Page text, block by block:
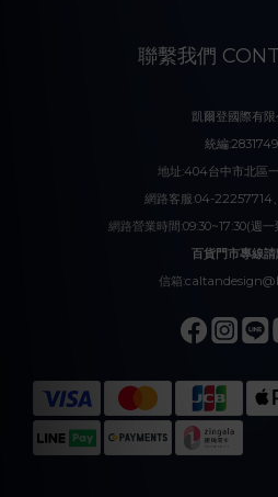
聯繫我們
凱爾登國際有限
統編
地址:404台中市北區
網路客服:04-22257714
網路營業時間:09:30~17:30(週
百貨門市專線請
信箱